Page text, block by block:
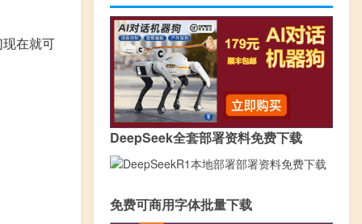
在就可
DeepSeek全套部署资料免费下载
免费可商用字体批量下载